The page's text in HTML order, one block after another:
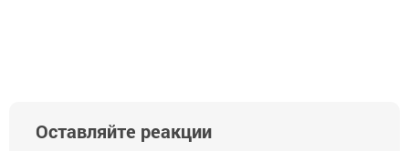
Оставляйте реакции